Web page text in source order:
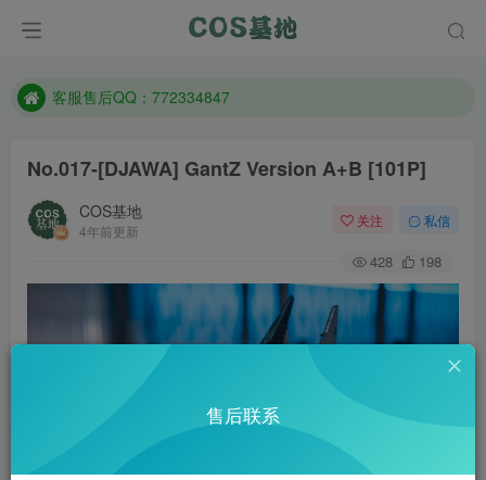
遇到任何问题加客服QQ：772334847
客服售后QQ：772334847
防失联：百度搜索《一七天佳》，实时查看最新站点。
No.017-[DJAWA] GantZ Version A+B [101P]
COS基地
4年前更新
关注 私信
428 198
售后联系